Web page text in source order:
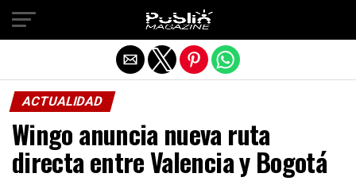
ACTUALIDAD
Wingo anuncia nueva ruta
directa entre Valencia y Bogotá
Salir de la versión móvil